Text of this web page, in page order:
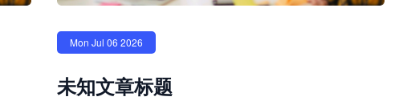
Mon Jul 06 2026
未知文章标题